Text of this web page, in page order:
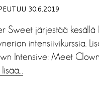
30.6.2019
Sweet järjestää kesällä
intensiivikurssia.
Intensive: Meet
lisää…